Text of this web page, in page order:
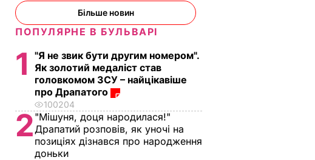
Більше новин
ПОПУЛЯРНЕ В БУЛЬВАРІ
1
"Я не звик бути другим номером".
Як золотий медаліст став
головкомом ЗСУ – найцікавіше
про Драпатого
100204
2 "Мішуня, доця народилася!"
Драпатий розповів, як уночі на
позиціях дізнався про народження
доньки